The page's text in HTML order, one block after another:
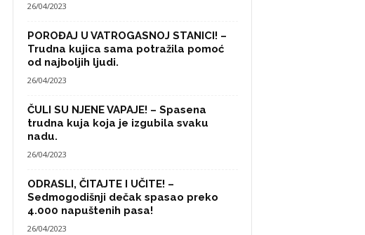
26/04/2023
POROĐAJ U VATROGASNOJ STANICI! –
Trudna kujica sama potražila pomoć
od najboljih ljudi.
26/04/2023
ČULI SU NJENE VAPAJE! – Spasena
trudna kuja koja je izgubila svaku
nadu.
26/04/2023
ODRASLI, ČITAJTE I UČITE! –
Sedmogodišnji dečak spasao preko
4.000 napuštenih pasa!
26/04/2023